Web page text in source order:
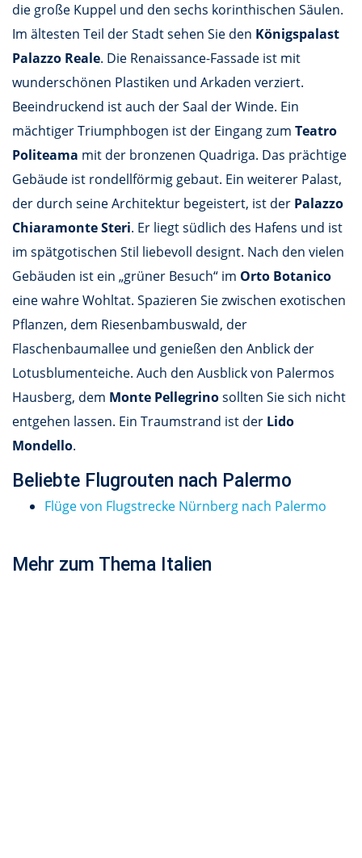
die große Kuppel und den sechs korinthischen Säulen.
Im ältesten Teil der Stadt sehen Sie den Königspalast
Palazzo Reale. Die Renaissance-Fassade ist mit
wunderschönen Plastiken und Arkaden verziert.
Beeindruckend ist auch der Saal der Winde. Ein
mächtiger Triumphbogen ist der Eingang zum Teatro
Politeama mit der bronzenen Quadriga. Das prächtige
Gebäude ist rondellförmig gebaut. Ein weiterer Palast,
der durch seine Architektur begeistert, ist der Palazzo
Chiaramonte Steri. Er liegt südlich des Hafens und ist
im spätgotischen Stil liebevoll designt. Nach den vielen
Gebäuden ist ein „grüner Besuch“ im Orto Botanico
eine wahre Wohltat. Spazieren Sie zwischen exotischen
Pflanzen, dem Riesenbambuswald, der
Flaschenbaumallee und genießen den Anblick der
Lotusblumenteiche. Auch den Ausblick von Palermos
Hausberg, dem Monte Pellegrinosollten Sie sich nicht
entgehen lassen. Ein Traumstrand ist der Lido
Mondello.
Beliebte Flugrouten nach Palermo
Flüge von Flugstrecke Nürnberg nach Palermo
Mehr zum Thema Italien